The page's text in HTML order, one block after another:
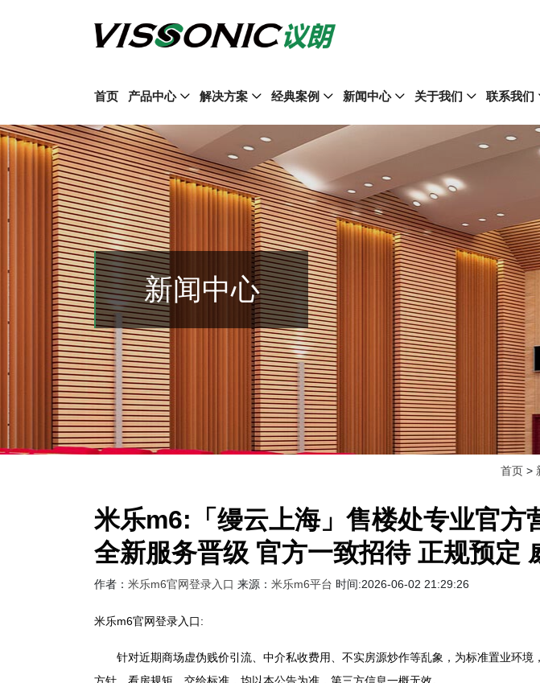
首页 产品中心 解决方案 经典案例 新闻中心 关于我们 联系我们
新闻中心
首页 >
米乐m6:「缦云上海」售楼处专业官
全新服务晋级 官方一致招待 正规预定
作者： 米乐m6官网登录入口 来源： 米乐m6平台 时间:2026-06-02 21:29:26
米乐m6官网登录入口:
针对近期商场虚伪贱价引流、中介私收费用、不实房源炒作等乱象，为标准置业环境